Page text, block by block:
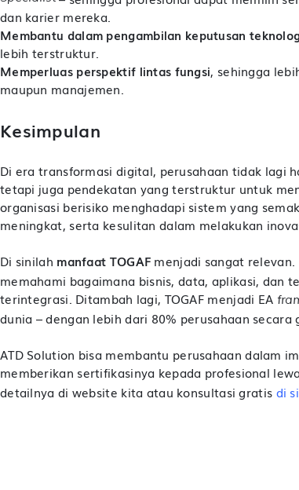
dan karier mereka.
Membantu dalam pengambilan keputusan
lebih terstruktur.
Memperluas perspektif lintas fungsi, sehingga
maupun manajemen.
Kesimpulan
Di era transformasi digital, perusahaan tidak lagi
tetapi juga pendekatan yang terstruktur untuk
organisasi berisiko menghadapi sistem yang
meningkat, serta kesulitan dalam melakukan
Di sinilah manfaat TOGAF menjadi sangat relevan.
memahami bagaimana bisnis, data, aplikasi, dan
terintegrasi. Ditambah lagi, TOGAF menjadi EA
dunia – dengan lebih dari 80% perusahaan secara
ATD Solution bisa membantu perusahaan dalam
memberikan sertifikasinya kepada profesional
detailnya di website kita atau konsultasi gratis di